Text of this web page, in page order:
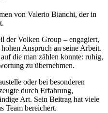
von Valerio Bianchi, der in
der Volken Group – engagiert,
Anspruch an seine Arbeit.
die man zählen konnte: ruhig,
zu übernehmen.
oder bei besonderen
durch Erfahrung,
Art. Sein Beitrag hat viele
Team bereichert.